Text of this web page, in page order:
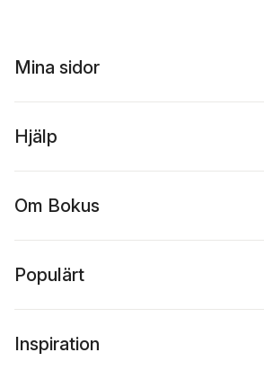
Mina sidor
Hjälp
Om Bokus
Populärt
Inspiration